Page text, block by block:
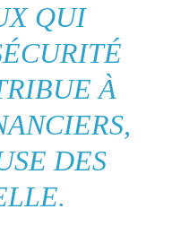
QUI
À
DES